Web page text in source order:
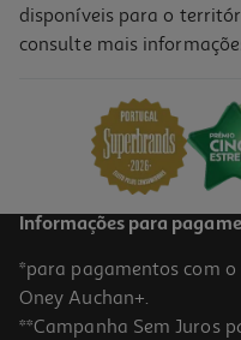
disponíveis para o
consulte mais
Informações para
*para pagamentos com
Oney Auchan+.
**Campanha Sem Juros